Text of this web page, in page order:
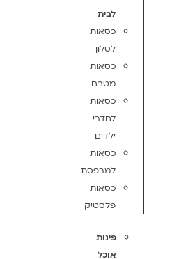
לבית
כסאות
לסלון
כסאות
מטבח
כסאות
לחדרי
ילדים
כסאות
למרפסת
כסאות
פלסטיק
פינות
אוכל